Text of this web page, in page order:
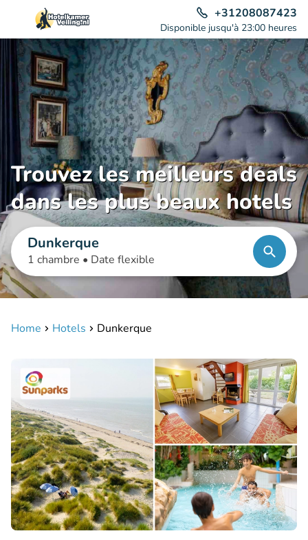
+31208087423
Disponible jusqu'à 23:00 heures
Trouvez les meilleurs deals
dans les plus beaux hotels
Dunkerque
1 chambre • Date flexible
Home Hotels Dunkerque